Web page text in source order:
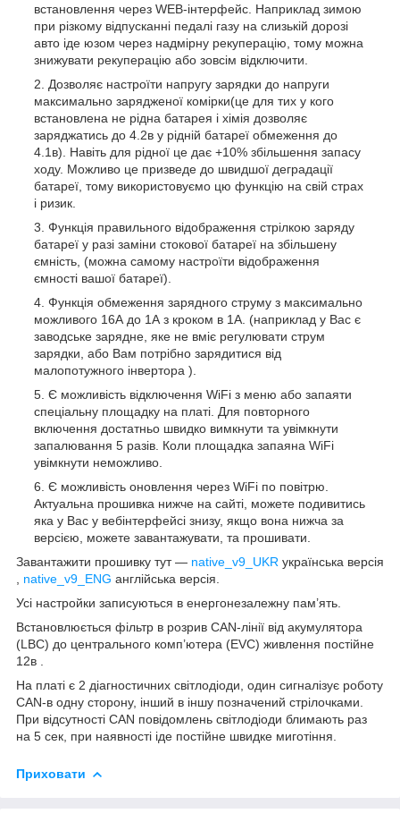
встановлення через WEB-інтерфейс. Наприклад зимою
при різкому відпусканні педалі газу на слизькій дорозі
авто іде юзом через надмірну рекуперацію, тому можна
знижувати рекуперацію або зовсім відключити.
Дозволяє настроїти напругу зарядки до напруги
максимально зарядженої комірки(це для тих у кого
встановлена не рідна батарея і хімія дозволяє
заряджатись до 4.2в у рідній батареї обмеження до
4.1в). Навіть для рідної це дає +10% збільшення запасу
ходу. Можливо це призведе до швидшої деградації
батареї, тому використовуємо цю функцію на свій страх
і ризик.
Функція правильного відображення стрілкою заряду
батареї у разі заміни стокової батареї на збільшену
ємність, (можна самому настроїти відображення
ємності вашої батареї).
Функція обмеження зарядного струму з максимально
можливого 16А до 1А з кроком в 1А. (наприклад у Вас є
заводське зарядне, яке не вміє регулювати струм
зарядки, або Вам потрібно зарядитися від
малопотужного інвертора ).
Є можливість відключення WiFi з меню або запаяти
спеціальну площадку на платі. Для повторного
включення достатньо швидко вимкнути та увімкнути
запалювання 5 разів. Коли площадка запаяна WiFi
увімкнути неможливо.
Є можливість оновлення через WiFi по повітрю.
Актуальна прошивка нижче на сайті, можете подивитись
яка у Вас у вебінтерфейсі знизу, якщо вона нижча за
версією, можете завантажувати, та прошивати.
Завантажити прошивку тут — native_v9_UKR українська версія
native_v9_ENG англійська версія.
Усі настройки записуються в енергонезалежну пам’ять.
Встановлюється фільтр в розрив САN-лінії від акумулятора
(LBC) до центрального комп’ютера (EVC) живлення постійне
12в .
На платі є 2 діагностичних світлодіоди, один сигналізує роботу
CAN-в одну сторону, інший в іншу позначений стрілочками.
При відсутності САN повідомлень світлодіоди блимають раз
на 5 сек, при наявності іде постійне швидке миготіння.
Приховати